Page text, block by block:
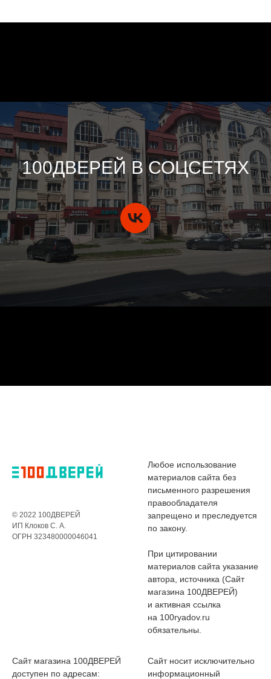
100ДВЕРЕЙ В СОЦСЕТЯХ
© 2022 100ДВЕРЕЙ
ИП Клоков С. А.
ОГРН 323480000046041
Любое использование
материалов сайта без
письменного разрешения
правообладателя
запрещено и преследуется
по закону.
При цитировании
материалов сайта указание
автора, источника (Сайт
магазина 100ДВЕРЕЙ)
и активная ссылка
на 100ryadov.ru
обязательны.
Сайт магазина 100ДВЕРЕЙ
доступен по адресам:
Сайт носит исключительно
информационный